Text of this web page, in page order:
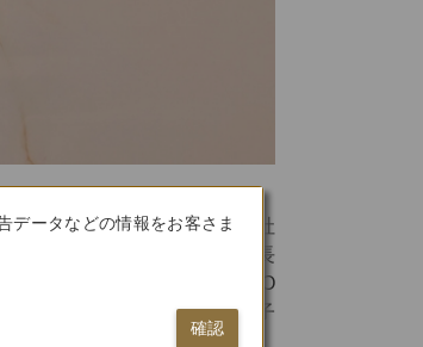
日本航空株式会社
代表取締役社長
グループCEO
鳥取 三津子
データなどの情報をお客さま
確認